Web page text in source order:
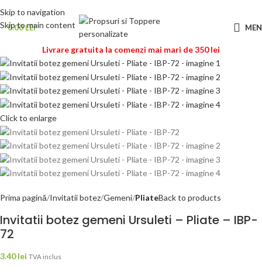
Skip to navigation
Skip to main content
0.00LEI
Livrare gratuita la comenzi mai mari de 350 lei
Click to enlarge
Prima pagină Invitatii botez Gemeni PliateBack to products
Invitatii botez gemeni Ursuleti – Pliate – IBP-
72
3.40lei TVA inclus